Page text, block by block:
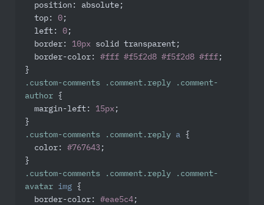
position : absolute;
top : 0 ;
left : 0 ;
border : 10px solid transparent;
border-color : #fff #f5f2d8 #f5f2d8 #fff ;
.custom-comments
.comment .reply
.comment-
author {
margin-left : 15px ;
.custom-comments
.comment .reply a {
color : #767643 ;
.custom-comments
.comment .reply
.comment-
avatar
img {
border-color : #eae5c4 ;